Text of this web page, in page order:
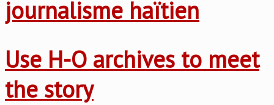
journalisme haïtien
Use H-O archives to meet
the story